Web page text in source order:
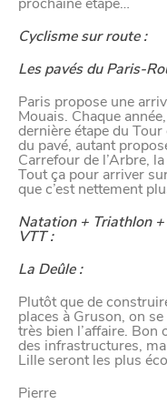
Cyclisme sur route :
Les pavés du Paris-
Paris propose une
Mouais. Chaque
dernière étape du
du pavé, autant
Carrefour de l’Arbre,
Tout ça pour arriver
que c’est nettement
Natation + Triathlon
VTT :
La Deûle :
Plutôt que de
places à Gruson, on
très bien l’affaire. Bon
des infrastructures,
Lille seront les plus
Pierre